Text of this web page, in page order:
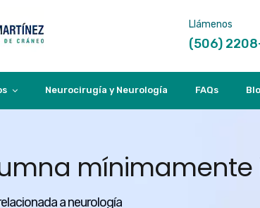
Llámenos
(506)
Neurocirugía y Neurología FAQs
mínimamente
a neurología